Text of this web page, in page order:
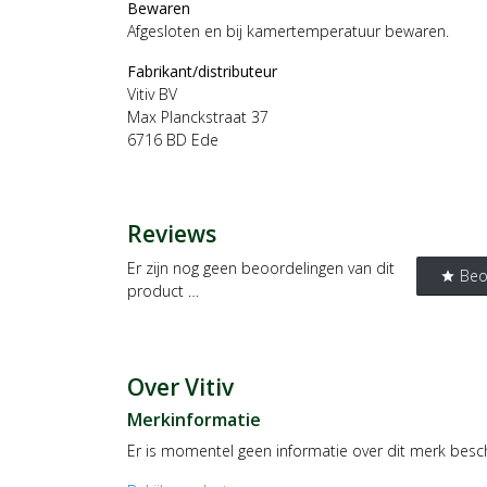
Bewaren
Afgesloten en bij kamertemperatuur bewaren.
Fabrikant/distributeur
Vitiv BV
Max Planckstraat 37
6716 BD Ede
Reviews
star
Er zijn nog geen beoordelingen van dit
product …
Over Vitiv
Merkinformatie
Er is momentel geen informatie over dit merk